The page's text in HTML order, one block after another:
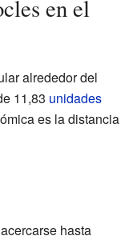
en el
alrededor del
11,83 unidades
es la distancia
hasta